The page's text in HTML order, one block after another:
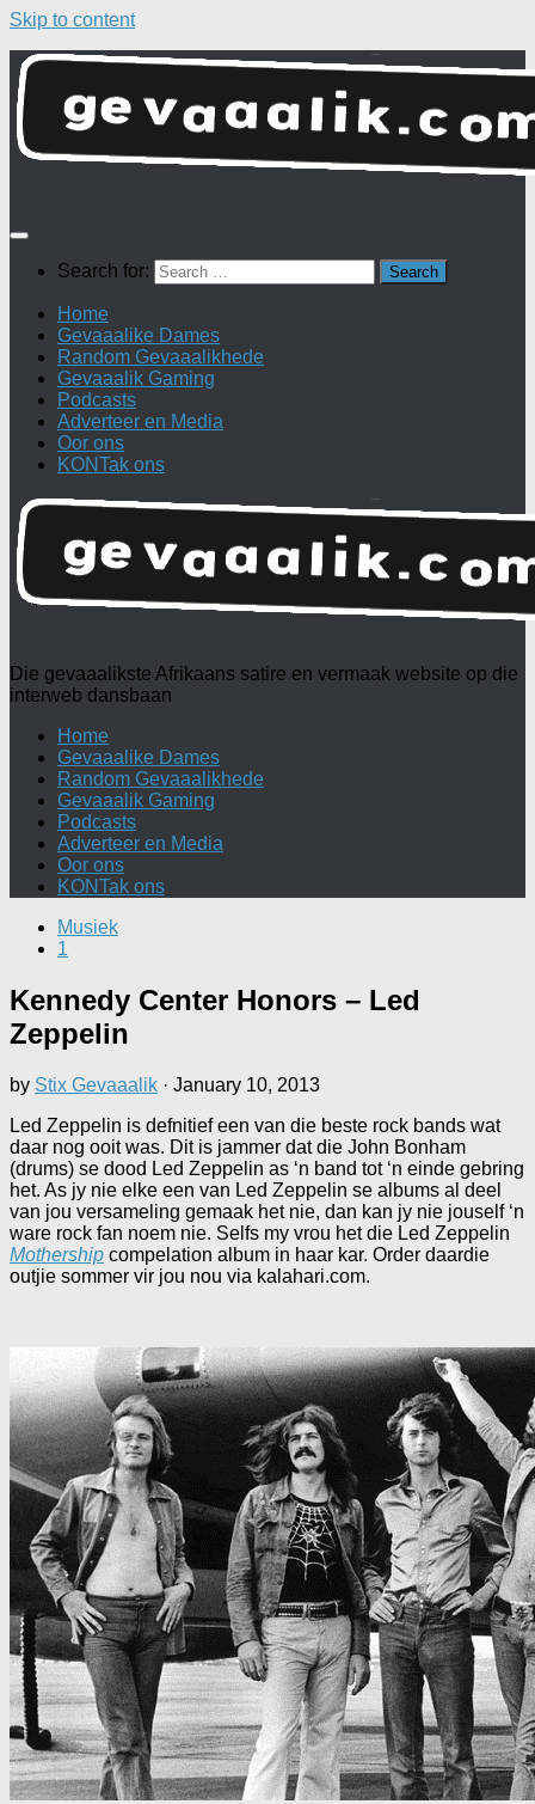
Skip to content
Search for:
Home
Gevaaalike Dames
Random Gevaaalikhede
Gevaaalik Gaming
Podcasts
Adverteer en Media
Oor ons
KONTak ons
Die gevaaalikste Afrikaans satire en vermaak website op die
interweb dansbaan
Home
Gevaaalike Dames
Random Gevaaalikhede
Gevaaalik Gaming
Podcasts
Adverteer en Media
Oor ons
KONTak ons
Musiek
1
Kennedy Center Honors – Led
Zeppelin
by Stix Gevaaalik · January 10, 2013
Led Zeppelin is defnitief een van die beste rock bands wat
daar nog ooit was. Dit is jammer dat die John Bonham
(drums) se dood Led Zeppelin as ‘n band tot ‘n einde gebring
het. As jy nie elke een van Led Zeppelin se albums al deel
van jou versameling gemaak het nie, dan kan jy nie jouself ‘n
ware rock fan noem nie. Selfs my vrou het die Led Zeppelin
Mothership compelation album in haar kar. Order daardie
outjie sommer vir jou nou via kalahari.com.